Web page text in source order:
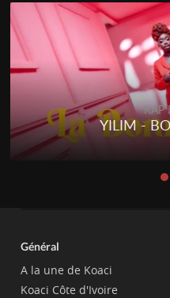
RAP
YILIM -
Général
A la une de Koaci
Koaci Côte d'Ivoire